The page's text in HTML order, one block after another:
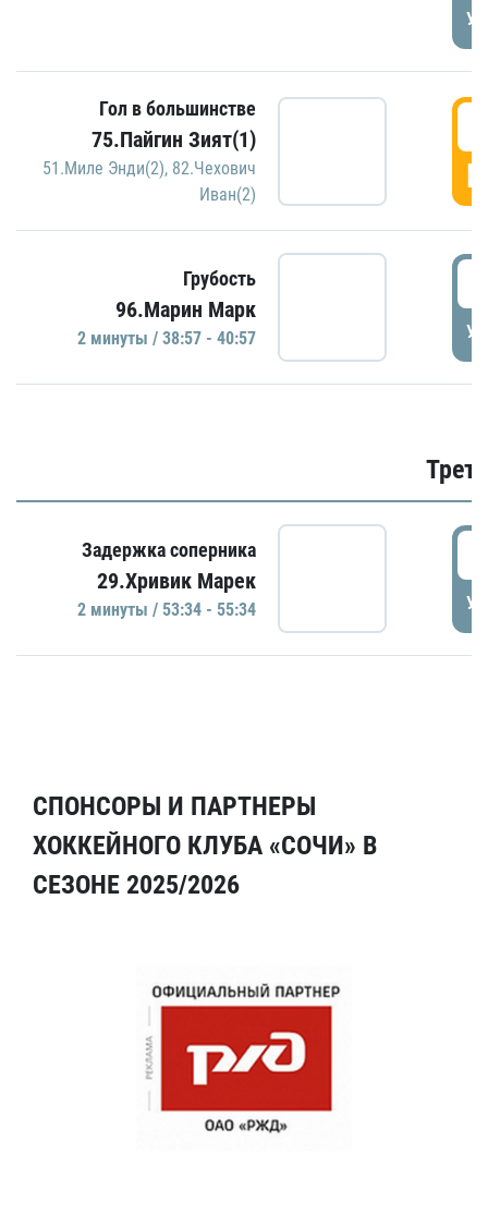
Гол в большинстве
75.Пайгин Зият(1)
51.Миле Энди(2), 82.Чехович
Иван(2)
Грубость
96.Марин Марк
2 минуты / 38:57 - 40:57
Задержка соперника
29.Хривик Марек
2 минуты / 53:34 - 55:34
СПОНСОРЫ И ПАРТНЕРЫ
ХОККЕЙНОГО КЛУБА «СОЧИ» В
СЕЗОНЕ 2025/2026